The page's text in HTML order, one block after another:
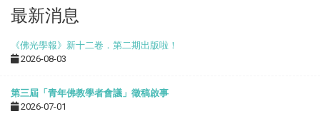
最新消息
《佛光學報》新十二卷．第二期出版啦！
2026-08-03
第三屆「青年佛教學者會議」徵稿啟事
2026-07-01